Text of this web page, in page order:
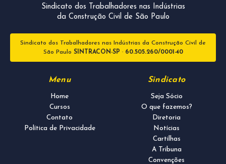
Sindicato dos Trabalhadores nas Indústrias
da Construção Civil de São Paulo
Sindicato dos Trabalhadores nas Indústrias da Construção Civil de
São Paulo SINTRACON-SP · 60.505.260/0001-40
Menu
Home
Cursos
Contato
Política de Privacidade
Sindicato
Seja Sócio
O que fazemos?
Diretoria
Notícias
Cartilhas
A Tribuna
Convenções